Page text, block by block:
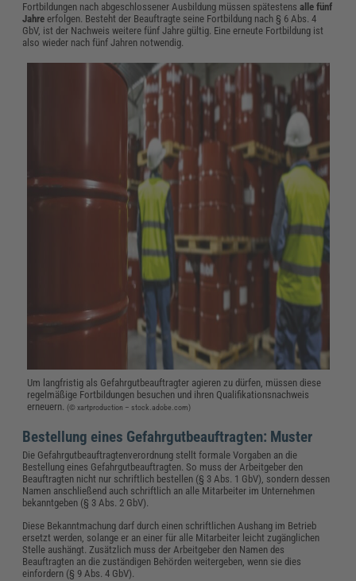
Fortbildungen nach abgeschlossener Ausbildung müssen spätestensalle fünf
Jahre erfolgen. Besteht der Beauftragte seine Fortbildung nach § 6 Abs. 4
GbV, ist der Nachweis weitere fünf Jahre gültig. Eine erneute Fortbildung ist
also wieder nach fünf Jahren notwendig.
Um langfristig als Gefahrgutbeauftragter agieren zu dürfen, müssen diese
regelmäßige Fortbildungen besuchen und ihren Qualifikationsnachweis
erneuern. (© xartproduction – stock.adobe.com)
Bestellung eines Gefahrgutbeauftragten: Muster
Die Gefahrgutbeauftragtenverordnung stellt formale Vorgaben an die
Bestellung eines Gefahrgutbeauftragten. So muss der Arbeitgeber den
Beauftragten nicht nur schriftlich bestellen (§ 3 Abs. 1 GbV), sondern dessen
Namen anschließend auch schriftlich an alle Mitarbeiter im Unternehmen
bekanntgeben (§ 3 Abs. 2 GbV).
Diese Bekanntmachung darf durch einen schriftlichen Aushang im Betrieb
ersetzt werden, solange er an einer für alle Mitarbeiter leicht zugänglichen
Stelle aushängt. Zusätzlich muss der Arbeitgeber den Namen des
Beauftragten an die zuständigen Behörden weitergeben, wenn sie dies
einfordern (§ 9 Abs. 4 GbV).